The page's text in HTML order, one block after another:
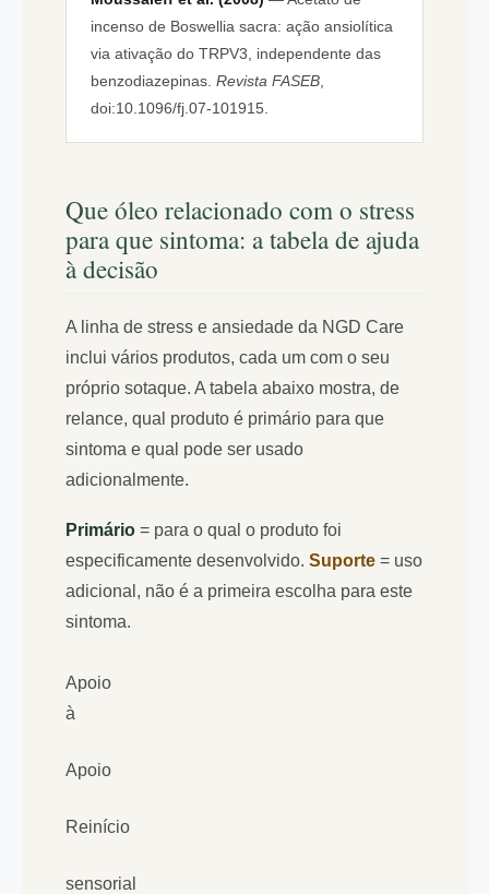
incenso de Boswellia sacra: ação ansiolítica
via ativação do TRPV3, independente das
benzodiazepinas. Revista FASEB,
doi:10.1096/fj.07-101915.
Que óleo relacionado com o stress
para que sintoma: a tabela de ajuda
à decisão
A linha de stress e ansiedade da NGD Care
inclui vários produtos, cada um com o seu
próprio sotaque. A tabela abaixo mostra, de
relance, qual produto é primário para que
sintoma e qual pode ser usado
adicionalmente.
Primário = para o qual o produto foi
especificamente desenvolvido. Suporte = uso
adicional, não é a primeira escolha para este
sintoma.
Apoio
à
Apoio
Reinício
sensorial